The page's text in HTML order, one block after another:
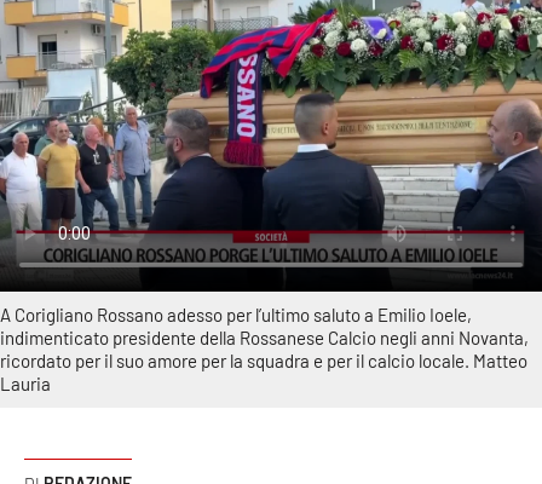
Attualità
Economia e lavoro
Italia Mondo
Sanità
Sport
Cultura
A Corigliano Rossano adesso per l’ultimo saluto a Emilio Ioele,
indimenticato presidente della Rossanese Calcio negli anni Novanta,
ricordato per il suo amore per la squadra e per il calcio locale. Matteo
Lauria